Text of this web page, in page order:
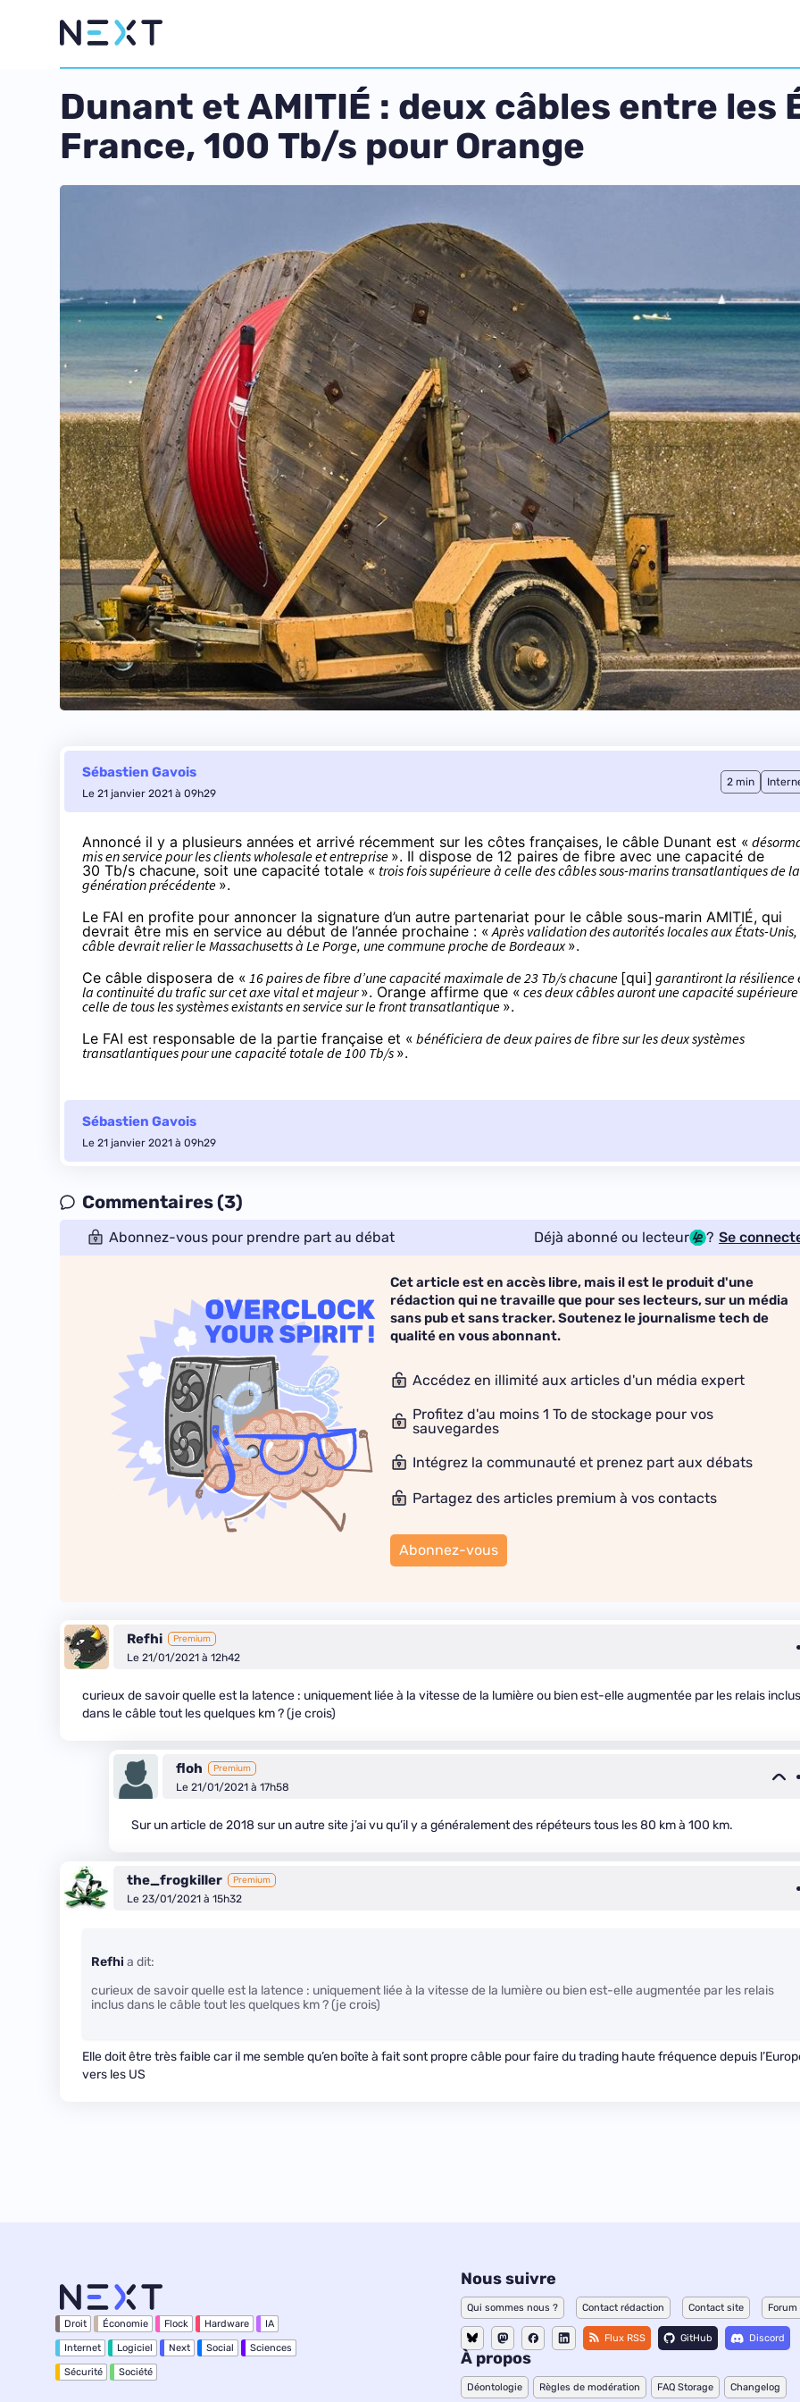
Dunant et AMITIÉ : deux câbles entre les
France, 100 Tb/s pour Orange
Sébastien Gavois
Le 21 janvier 2021 à 09h29
2 min
Annoncé il y a plusieurs années et arrivé récemment sur les côtes françaises, le câble Dunant est «
mis en service pour les clients wholesale et entreprise ». Il dispose de 12 paires de fibre avec une capacité de
30 Tb/s chacune, soit une capacité totale « trois fois supérieure à celle des câbles sous-marins transatlantiques de la
génération précédente ».
Le FAI en profite pour annoncer la signature d’un autre partenariat pour le câble sous-marin AMITIÉ, qui
devrait être mis en service au début de l’année prochaine : «Après validation des autorités locales aux États-
câble devrait relier le Massachusetts à Le Porge, une commune proche de Bordeaux».
Ce câble disposera de « 16 paires de fibre d’une capacité maximale de 23 Tb/s chacune [qui] garantiront la résilience
la continuité du trafic sur cet axe vital et majeur». Orange affirme que « ces deux câbles auront une capacité
celle de tous les systèmes existants en service sur le front transatlantique ».
Le FAI est responsable de la partie française et « bénéficiera de deux paires de fibre sur les deux systèmes
transatlantiques pour une capacité totale de 100 Tb/s ».
Sébastien Gavois
Le 21 janvier 2021 à 09h29
Commentaires (3)
Abonnez-vous pour prendre part au débat Déjà abonné ou lecteur ? Se
Cet article est en accès libre, mais il est le produit d'une
rédaction qui ne travaille que pour ses lecteurs, sur un média
sans pub et sans tracker. Soutenez le journalisme tech de
qualité en vous abonnant.
Accédez en illimité aux articles d'un média expert
Profitez d'au moins 1 To de stockage pour vos
sauvegardes
Intégrez la communauté et prenez part aux débats
Partagez des articles premium à vos contacts
Abonnez-vous
Refhi Premium
Le 21/01/2021 à 12h42
curieux de savoir quelle est la latence : uniquement liée à la vitesse de la lumière ou bien est-elle augmentée par les relais inclus
dans le câble tout les quelques km ? (je crois)
floh Premium
Le 21/01/2021 à 17h58
Sur un article de 2018 sur un autre site j’ai vu qu’il y a généralement des répéteurs tous les 80 km à 100 km.
the_frogkiller Premium
Le 23/01/2021 à 15h32
Refhi a dit:
curieux de savoir quelle est la latence : uniquement liée à la vitesse de la lumière ou bien est-elle augmentée par les relais
inclus dans le câble tout les quelques km ? (je crois)
Elle doit être très faible car il me semble qu’en boîte à fait sont propre câble pour faire du trading haute fréquence depuis
vers les US
Droit Économie Flock Hardware IA
Internet Logiciel Next Social Sciences
Sécurité Société
Nous suivre
Qui sommes nous ? Contact rédaction Contact site Forum
Flux RSS GitHub Discord
À propos
Déontologie Règles de modération FAQ Storage Changelog